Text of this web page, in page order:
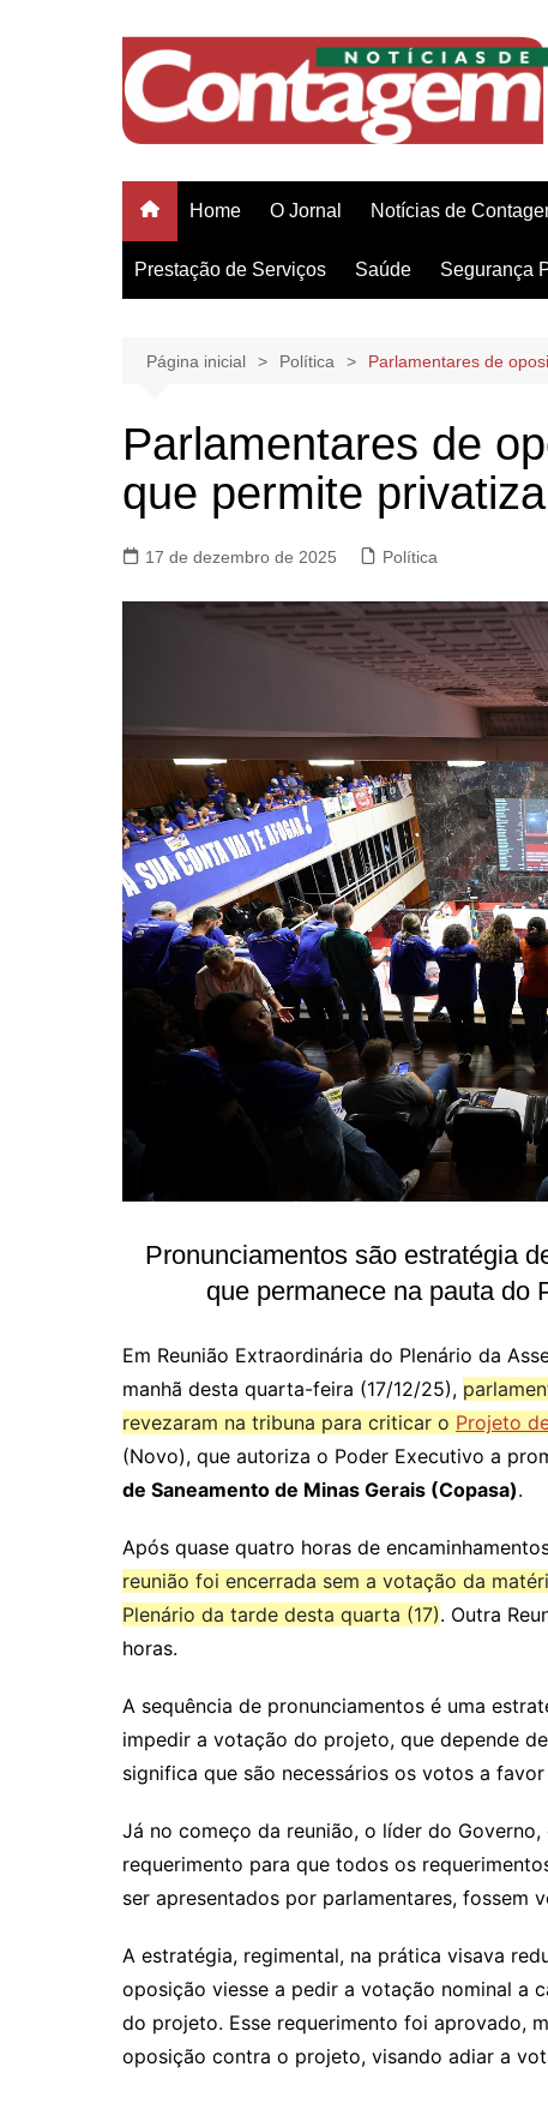
Home O Jornal Notícias de
Prestação de Serviços Saúde Segurança
Página inicial Política Parlamentares de
Parlamentares de
que permite
17 de dezembro de 2025 Política
Pronunciamentos são estratégia
que permanece na pauta do
Em Reunião Extraordinária do Plenário da
manhã desta quarta-feira (17/12/25),
revezaram na tribuna para criticar o Projeto
(Novo), que autoriza o Poder Executivo a
de Saneamento de Minas Gerais (Copasa).
Após quase quatro horas de
reunião foi encerrada sem a votação da
Plenário da tarde desta quarta (17). Outra
horas.
A sequência de pronunciamentos é uma
impedir a votação do projeto, que depende
significa que são necessários os votos a
Já no começo da reunião, o líder do
requerimento para que todos os
ser apresentados por parlamentares, fossem
A estratégia, regimental, na prática visava
oposição viesse a pedir a votação nominal a
do projeto. Esse requerimento foi aprovado,
oposição contra o projeto, visando adiar a